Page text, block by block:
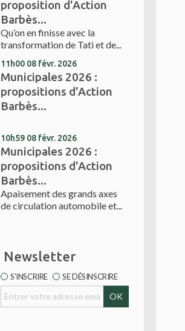
proposition d'Action
Barbès...
Qu’on en finisse avec la
transformation de Tati et de...
11h00 08 févr. 2026
Municipales 2026 :
propositions d'Action
Barbès...
10h59 08 févr. 2026
Municipales 2026 :
propositions d'Action
Barbès...
Apaisement des grands axes
de circulation automobile et...
Newsletter
S'INSCRIRE SE DÉSINSCRIRE